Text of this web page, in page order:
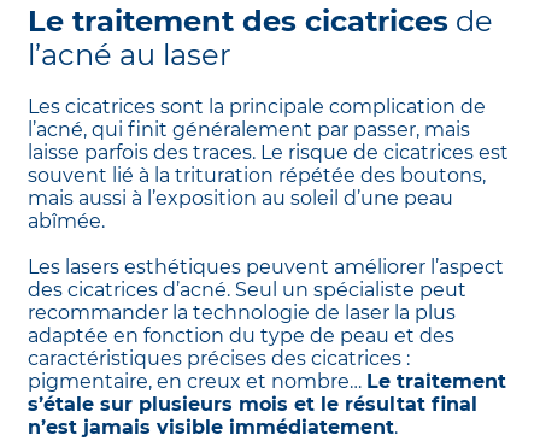
Le traitement des cicatrices de
l’acné au laser
Les cicatrices sont la principale complication de
l’acné, qui finit généralement par passer, mais
laisse parfois des traces. Le risque de cicatrices est
souvent lié à la trituration répétée des boutons,
mais aussi à l’exposition au soleil d’une peau
abîmée.
Les lasers esthétiques peuvent améliorer l’aspect
des cicatrices d’acné. Seul un spécialiste peut
recommander la technologie de laser la plus
adaptée en fonction du type de peau et des
caractéristiques précises des cicatrices :
pigmentaire, en creux et nombre… Le traitement
s’étale sur plusieurs mois et le résultat final
n’est jamais visible immédiatement.